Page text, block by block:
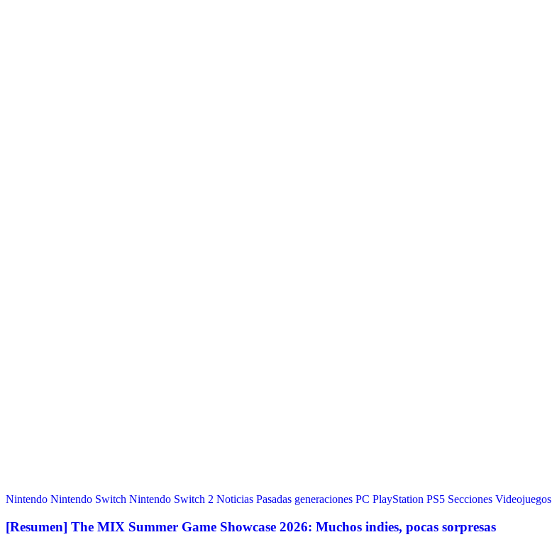
Nintendo Nintendo Switch Nintendo Switch 2 Noticias Pasadas generaciones PC PlayStation PS5 Secciones Videojuegos
[Resumen] The MIX Summer Game Showcase 2026: Muchos indies, pocas sorpresas